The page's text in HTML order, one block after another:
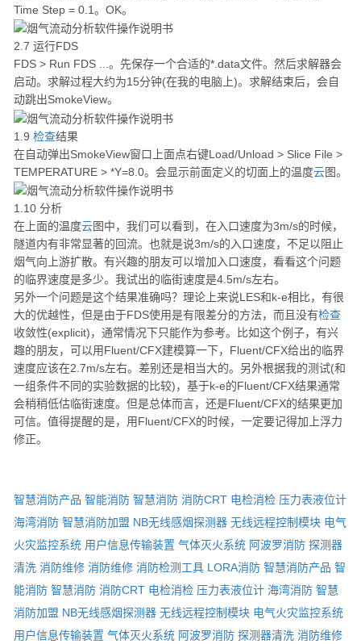
Time Step = 0.1。OK。
2.7 运行FDS
FDS > Run FDS ...。先保存一个合适的*.data文件。然后求解器会
启动。求解过程大约为15分钟(在我的电脑上)。求解结束后，会自
动跳出SmokeView。
1.9 检查结果
在自动弹出SmokeView窗口上面点右键Load/Unload > Slice File >
TEMPERATURE > *Y=8.0。会显示前面定义的切面上的温度云图。
1.10 分析
在上面的温度云图中，我们可以看到，在入口速度为3m/s的时候，
隧道内有非常显著的回流。也就是说3m/s的入口速度，不足以阻止
烟气向上游扩散。有兴趣的朋友可以增加入口速度，看看这个问题
的临界速度是多少。我试出的临街速度是4.5m/s左右。
另外一个问题是这个结果准确吗？理论上来说LES和k-e相比，有很
大的优越性，但是由于FDS使用是有限差分的方法，而且没有检查
收敛性(explicit)，通常情况下只能作为参考。比如这个例子，有兴
趣的朋友，可以用Fluent/CFX建模算一下，Fluent/CFX给出的临界
速度应该在2.7m/s左右。差别还是相当大的。另外根据我的测试(和
一组条件不同的实验数据的比较)，基于k-e的Fluent/CFX结果通常
会稍稍低估临街速度。但是总体而言，还是Fluent/CFX的结果更加
可信。值得提醒的是，用Fluent/CFX的时候，一定要记得加上浮力
修正。
智慧消防产品 智能消防 智慧消防 消防CRT 电检消检 压力表液位计
海湾消防 智慧消防加盟 NB无线感烟探测器 无线远程控制模块 电气
火灾监控系统 用户信息传输装置 气体灭火系统 阿波罗消防 探测器
清洗 消防维修 消防维修 消防检测工具 LORA消防 智慧消防产品 智
能消防 智慧消防 消防CRT 电检消检 压力表液位计 海湾消防 智慧
消防加盟 NB无线感烟探测器 无线远程控制模块 电气火灾监控系统
用户信息传输装置 气体灭火系统 阿波罗消防 探测器清洗 消防维修